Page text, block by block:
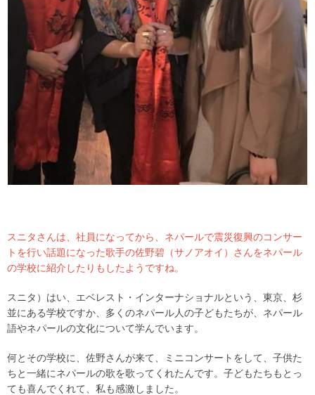
スニタさんは、社員になってから、ネパールで震災復興のコンサー
トを行い話題になった歌手の佐野碧（サノアオイ）さんをネパール
の学校に紹介したりもしたようですね。
スニタ）はい、エベレスト・インターナショナルという、東京、杉
並にある学校ですか、多くのネパール人の子どもたちが、ネパール
語やネパールの文化について学んでいます。
何とその学校に、佐野さんが来て、ミニコンサートをして、子供た
ちと一緒にネパールの歌を歌ってくれたんです。子どもたちもとっ
ても喜んでくれて、私も感激しました。